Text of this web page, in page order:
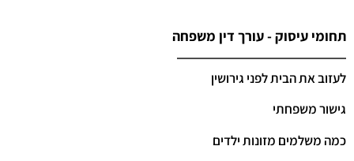
תחומי עיסוק - עורך דין משפחה
לעזוב את הבית לפני גירושין
גישור משפחתי
כמה משלמים מזונות ילדים